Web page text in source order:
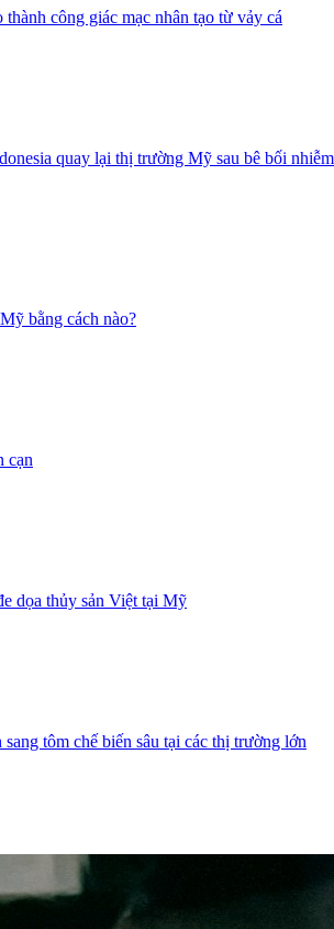
công giác mạc nhân tạo từ vảy cá
quay lại thị trường Mỹ sau bê bối nhiễm
bằng cách nào?
cạn
dọa thủy sản Việt tại Mỹ
tôm chế biến sâu tại các thị trường lớn